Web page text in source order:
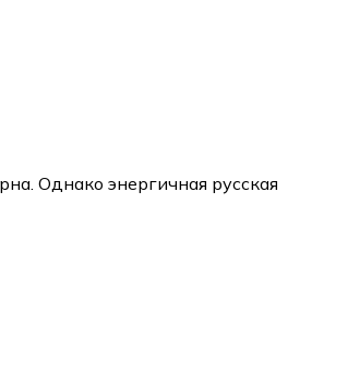
Однако энергичная русская